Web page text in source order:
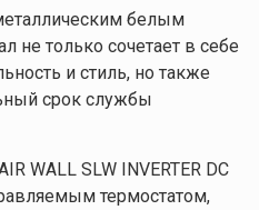
белым
не только сочетает в себе
и стиль, но также
срок службы
WALL SLW INVERTER DC
термостатом,